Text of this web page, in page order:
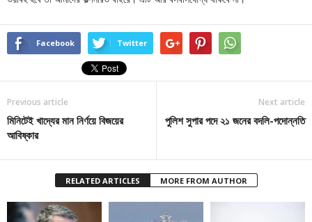
Facebook Twitter
Previous article
মিনিটেই খাদ্যের মান নির্ণয়ে বিজয়ের
আবিষ্কার
Next article
পুলিশ সুপার পদে ২১ জনের বদলি-পদোন্নতি
RELATED ARTICLES MORE FROM AUTHOR